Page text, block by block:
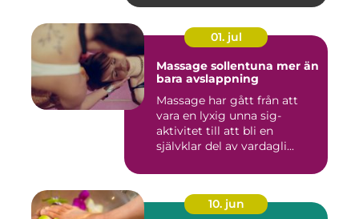
01. jul
Massage sollentuna mer än
bara avslappning
Massage har gått från att
vara en lyxig unna sig-
aktivitet till att bli en
självklar del av vardagli...
10. jun